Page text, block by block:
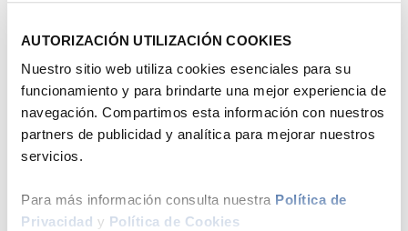
AUTORIZACIÓN UTILIZACIÓN COOKIES
Nuestro sitio web utiliza cookies esenciales para su
funcionamiento y para brindarte una mejor experiencia de
navegación. Compartimos esta información con nuestros
partners de publicidad y analítica para mejorar nuestros
servicios.
Para más información consulta nuestra Política de
Privacidad y Política de Cookies